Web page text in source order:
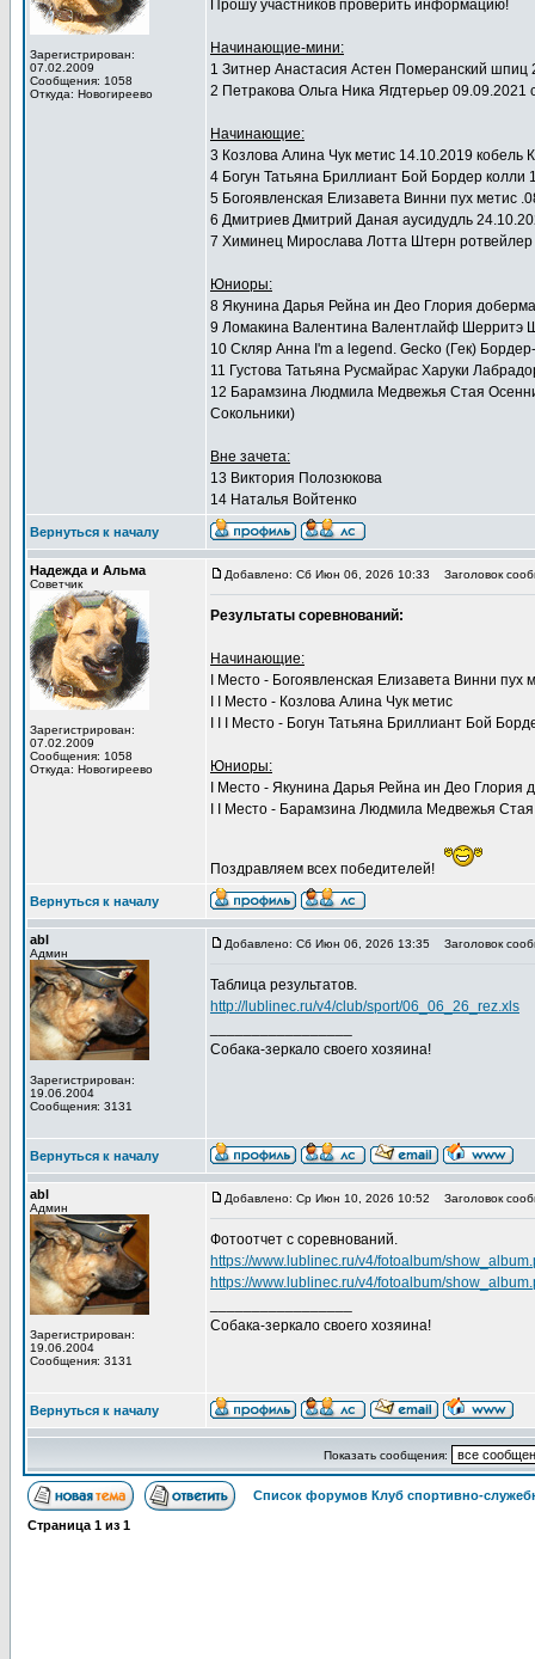
Зарегистрирован:
07.02.2009
Сообщения: 1058
Откуда: Новогиреево
Прошу участников проверить информацию!
Начинающие-мини:
1 Зитнер Анастасия Астен Померанский шпиц
2 Петракова Ольга Ника Ягдтерьер
Начинающие:
3 Козлова Алина Чук метис 14.10.2019 кобель
4 Богун Татьяна Бриллиант Бой Бордер колли
5 Богоявленская Елизавета Винни пух метис
6 Дмитриев Дмитрий Даная аусидудль
7 Химинец Мирослава Лотта Штерн ротвейлер
Юниоры:
8 Якунина Дарья Рейна ин Део Глория
9 Ломакина Валентина Валентлайф Шерритэ
10 Скляр Анна I'm a legend. Gecko (Гек)
11 Густова Татьяна Русмайрас Харуки
12 Барамзина Людмила Медвежья Стая
Сокольники)
Вне зачета:
13 Виктория Полозюкова
14 Наталья Войтенко
Вернуться к началу
Надежда и Альма
Советчик
Зарегистрирован:
07.02.2009
Сообщения: 1058
Откуда: Новогиреево
Добавлено: Сб Июн 06, 2026 10:33 Заголовок
Результаты соревнований:
Начинающие:
I Место - Богоявленская Елизавета Винни пух
I I Место - Козлова Алина Чук метис
I I I Место - ​​​​​​​Богун Татьяна Бриллиант Бой
Юниоры:
I Место - Якунина Дарья Рейна ин Део Глория
I I Место - Барамзина Людмила Медвежья
Поздравляем всех победителей!
Вернуться к началу
abl
Админ
Зарегистрирован:
19.06.2004
Сообщения: 3131
Добавлено: Сб Июн 06, 2026 13:35 Заголовок
Таблица результатов.
http://lublinec.ru/v4/club/sport/06_06_26_rez.xls
Собака-зеркало своего хозяина!
Вернуться к началу
abl
Админ
Зарегистрирован:
19.06.2004
Сообщения: 3131
Добавлено: Ср Июн 10, 2026 10:52 Заголовок
Фотоотчет с соревнований.
https://www.lublinec.ru/v4/fotoalbum/
https://www.lublinec.ru/v4/fotoalbum/
Собака-зеркало своего хозяина!
Вернуться к началу
Показать сообщения:
Список форумов Клуб спортивно-
Страница 1 из 1